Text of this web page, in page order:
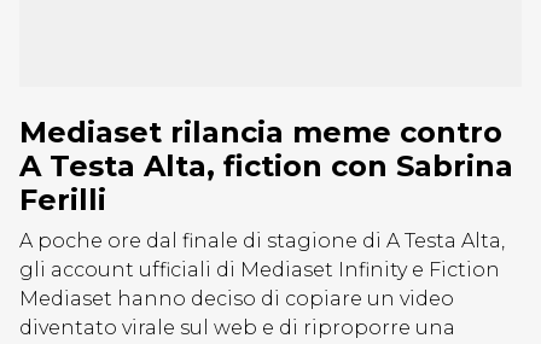
Mediaset rilancia meme contro
A Testa Alta, fiction con Sabrina
Ferilli
A poche ore dal finale di stagione di A Testa Alta,
gli account ufficiali di Mediaset Infinity e Fiction
Mediaset hanno deciso di copiare un video
diventato virale sul web e di riproporre una